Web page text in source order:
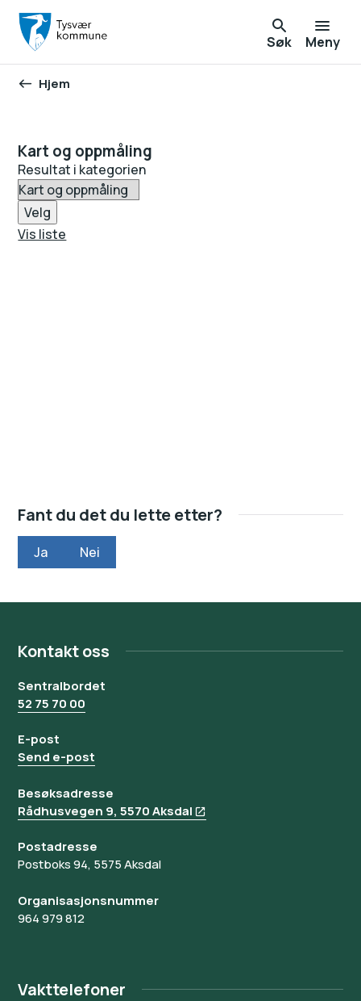
Søk Meny
Du er her:
Hjem
Kart og oppmåling
Resultat i kategorien
Velg
Vis liste
Fant du det du lette etter?
Ja Nei
Kontakt oss
Sentralbordet
52 75 70 00
E-post
Send e-post
Besøksadresse
Rådhusvegen 9, 5570 Aksdal
Postadresse
Postboks 94, 5575 Aksdal
Organisasjonsnummer
964 979 812
Vakttelefoner